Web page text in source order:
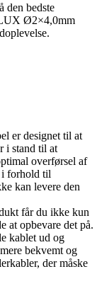
den bedste
Ø2×4,0mm
er designet til at
i stand til at
overførsel af
i forhold til
kan levere den
får du ikke kun
at opbevare det på.
kablet ud og
bekvemt og
der måske